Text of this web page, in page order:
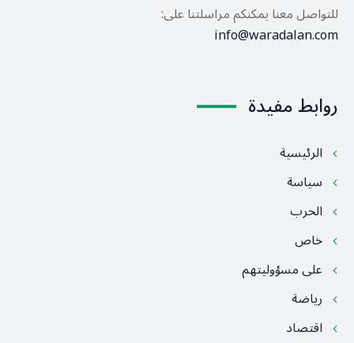
للتواصل معنا يمكنكم مراسلتنا على:
info@waradalan.com
روابط مفيدة
الرئيسية
سياسة
الحرب
خاص
على مسؤوليتهم
رياضة
اقتصاد